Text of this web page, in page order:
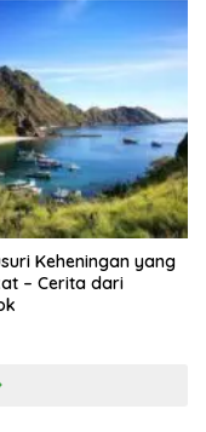
Keheningan yang
– Cerita dari